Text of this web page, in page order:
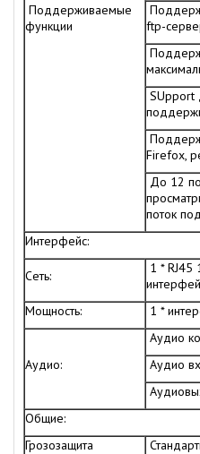
Поддерживаемые
функции
ftp-
SUpport
Firefox,
До 12
поток
Интерфейс:
Сеть:
1 * RJ45
Мощность:
1 *
Аудио:
Аудио
Аудио
Общие:
Грозозащита